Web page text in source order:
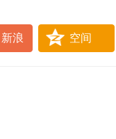
新浪 空间